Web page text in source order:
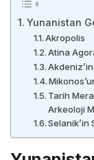
Yunanistan
Akropolis
Atina
Tarih
Arkeoloji
Selanik’in